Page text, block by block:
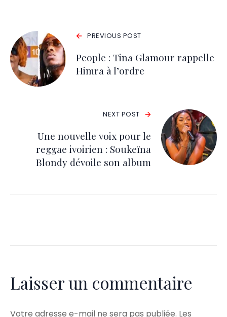
PREVIOUS POST
People : Tina Glamour rappelle
Himra à l’ordre
NEXT POST
Une nouvelle voix pour le
reggae ivoirien : Soukeïna
Blondy dévoile son album
Laisser un commentaire
Votre adresse e-mail ne sera pas publiée. Les